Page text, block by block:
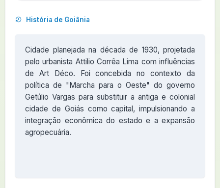
História de Goiânia
Cidade planejada na década de 1930, projetada
pelo urbanista Attilio Corrêa Lima com influências
de Art Déco. Foi concebida no contexto da
política de "Marcha para o Oeste" do governo
Getúlio Vargas para substituir a antiga e colonial
cidade de Goiás como capital, impulsionando a
integração econômica do estado e a expansão
agropecuária.